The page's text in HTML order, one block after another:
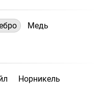
Медь
Норникель